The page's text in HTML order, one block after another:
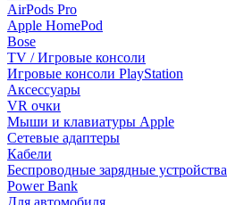
AirPods Pro
Apple HomePod
Bose
TV / Игровые консоли
Игровые консоли PlayStation
Аксессуары
VR очки
Мыши и клавиатуры Apple
Сетевые адаптеры
Кабели
Беспроводные зарядные устройства
Power Bank
Для автомобиля